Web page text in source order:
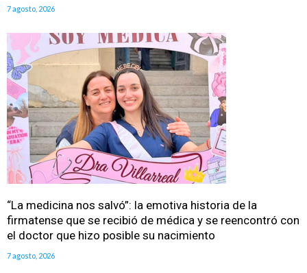
7 agosto, 2026
“La medicina nos salvó”: la emotiva historia de la
firmatense que se recibió de médica y se reencontró con
el doctor que hizo posible su nacimiento
7 agosto, 2026